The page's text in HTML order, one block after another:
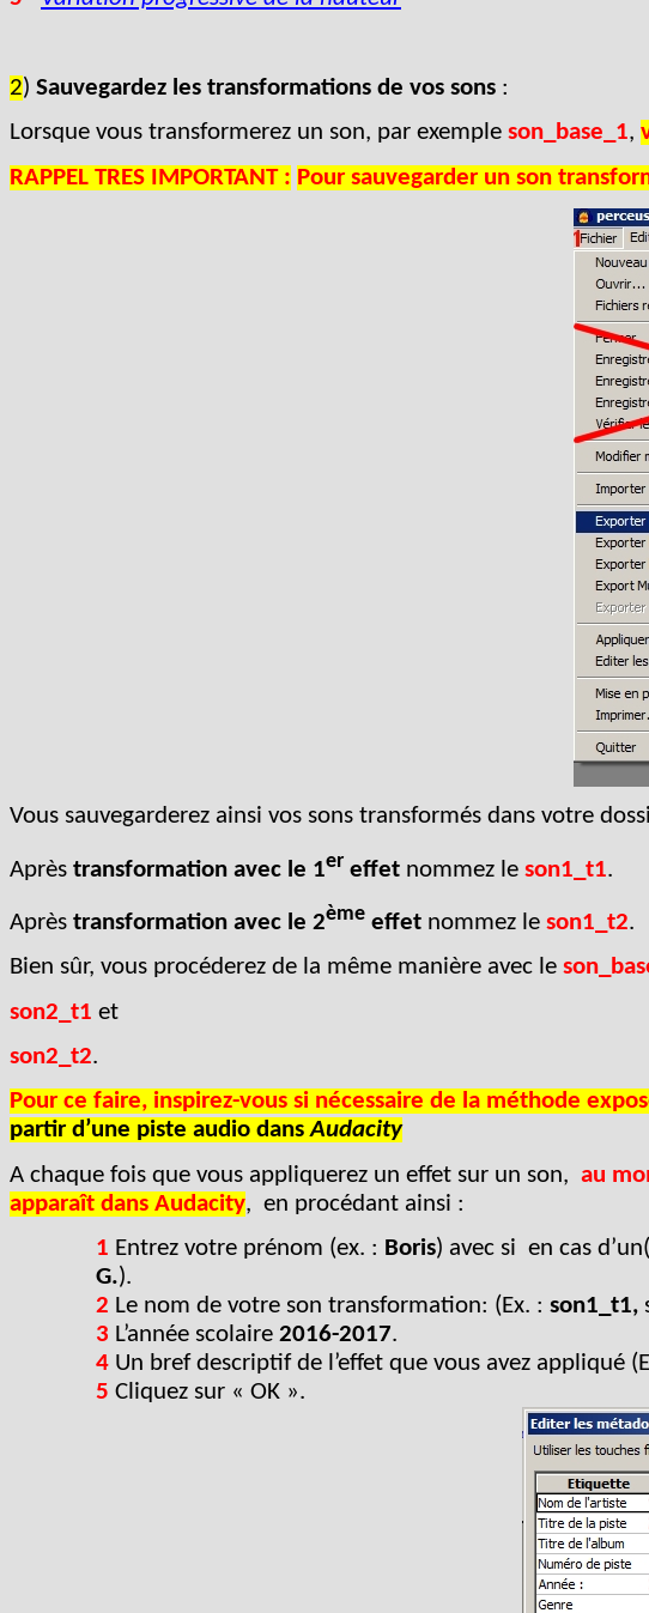
2) Sauvegardez les transformations de vos sons :
Lorsque vous transformerez un son, par exemple son_base_1,
RAPPEL TRES IMPORTANT : Pour sauvegarder un son
Vous sauvegarderez ainsi vos sons transformés dans votre
Après transformation avec le 1er effet nommez le son1_t1.
Après transformation avec le 2ème effet nommez le son1_t2.
Bien sûr, vous procéderez de la même manière avec le
son2_t1 et
son2_t2.
Pour ce faire, inspirez-vous si nécessaire de la méthode
partir d’une piste audio dansAudacity
A chaque fois que vous appliquerez un effet sur un son, au
apparaît dans Audacity, en procédant ainsi :
1 Entrez votre prénom (ex. : Boris) avec si en cas
G.).
2 Le nom de votre son transformation: (Ex. : son1_t1,
3 L’année scolaire 2016-2017.
4 Un bref descriptif de l’effet que vous avez appliqué
5 Cliquez sur « OK ».